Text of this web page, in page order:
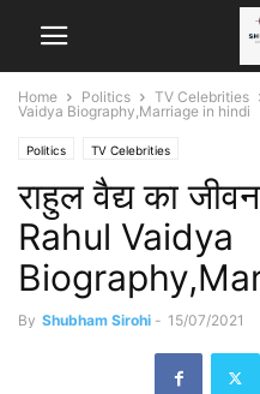
Home Politics TV Celebrities
Vaidya Biography,Marriage in hindi
Politics TV Celebrities
राहुल वैद्य का
Rahul Vaidya
By Shubham Sirohi - 15/07/2021